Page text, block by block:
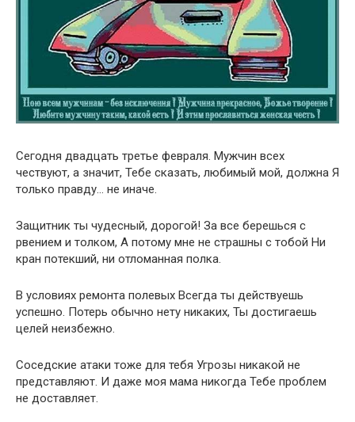
Сегодня двадцать третье февраля. Мужчин всех
чествуют, а значит, Тебе сказать, любимый мой, должна Я
только правду… не иначе.
Защитник ты чудесный, дорогой! За все берешься с
рвением и толком, А потому мне не страшны с тобой Ни
кран потекший, ни отломанная полка.
В условиях ремонта полевых Всегда ты действуешь
успешно. Потерь обычно нету никаких, Ты достигаешь
целей неизбежно.
Соседские атаки тоже для тебя Угрозы никакой не
представляют. И даже моя мама никогда Тебе проблем
не доставляет.